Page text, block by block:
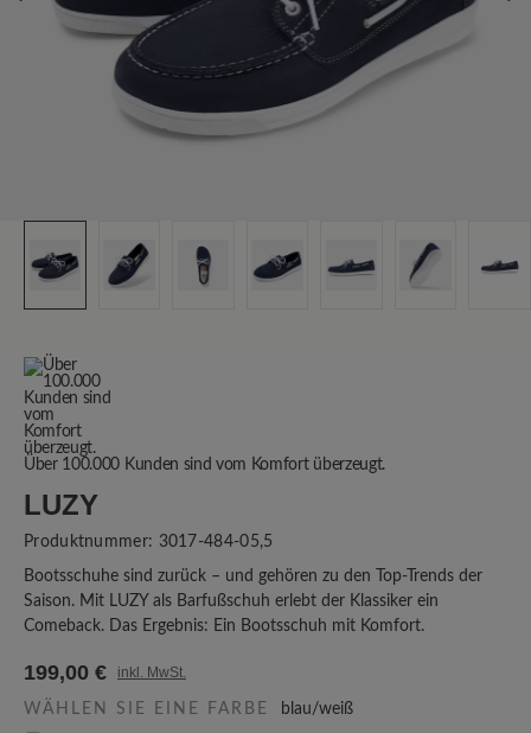
Über 100.000 Kunden sind vom Komfort überzeugt.
LUZY
Produktnummer: 3017-484-05,5
Bootsschuhe sind zurück – und gehören zu den Top-Trends der
Saison. Mit LUZY als Barfußschuh erlebt der Klassiker ein
Comeback. Das Ergebnis: Ein Bootsschuh mit Komfort.
199,00 € inkl. MwSt.
WÄHLEN SIE EINE FARBE blau/weiß